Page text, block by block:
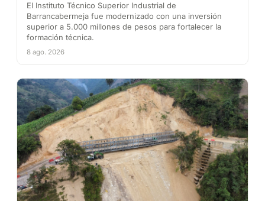
El Instituto Técnico Superior Industrial de
Barrancabermeja fue modernizado con una inversión
superior a 5.000 millones de pesos para fortalecer la
formación técnica.
8 ago. 2026